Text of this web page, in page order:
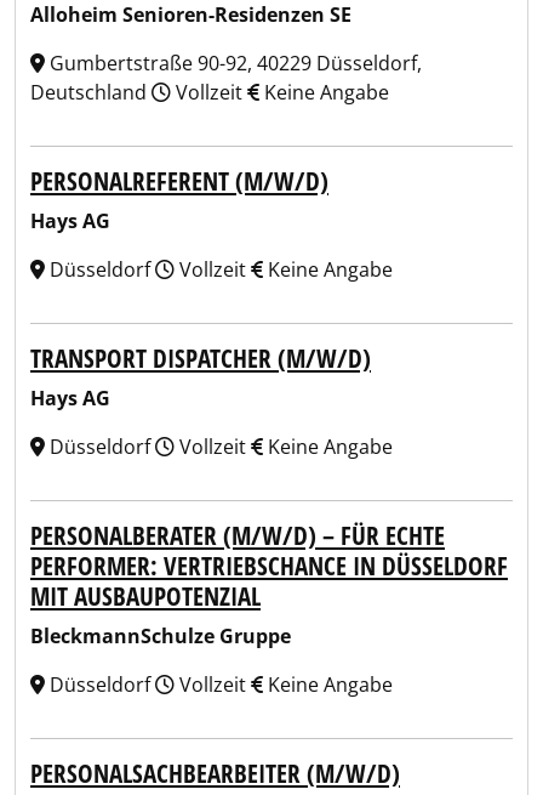
Alloheim Senioren-Residenzen SE
Gumbertstraße 90-92, 40229 Düsseldorf,
Deutschland
Vollzeit Keine Angabe
PERSONALREFERENT (M/W/D)
Hays AG
Düsseldorf
Vollzeit Keine Angabe
TRANSPORT DISPATCHER (M/W/D)
Hays AG
Düsseldorf
Vollzeit Keine Angabe
PERSONALBERATER (M/W/D) – FÜR ECHTE
PERFORMER: VERTRIEBSCHANCE IN DÜSSELDORF
MIT AUSBAUPOTENZIAL
BleckmannSchulze Gruppe
Düsseldorf
Vollzeit Keine Angabe
PERSONALSACHBEARBEITER (M/W/D)